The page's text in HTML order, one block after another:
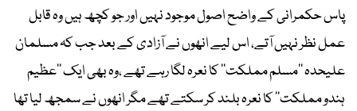
پاس حکمرانی کے واضح اصول موجود نہیں اور جو کچھ ہیں وہ قابل
عمل نظر نہیں آتے، اس لیے انھوں نے آزادی کے بعد جب کہ مسلمان
علیحدہ ’’مسلم مملکت‘‘ کا نعرہ لگا رہے تھے ،وہ بھی ایک ’’عظیم
ہندو مملکت‘‘ کا نعرہ بلند کر سکتے تھے مگر انھوں نے سمجھ لیا تھا